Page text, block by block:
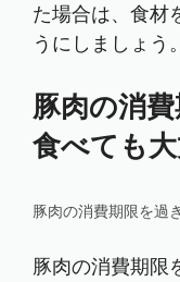
た場合は、食材
うにしましょう。
豚肉の消費
食べても
豚肉の消費期限を過
豚肉の消費期限